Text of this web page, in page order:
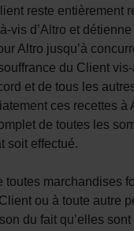
reste entièrement
vis d’Altro et
Altro jusqu’à
du Client vis-
et de tous les
ces recettes à
de toutes les
soit effectué.
toutes marchandises
ou à toute autre
du fait qu’elles sont